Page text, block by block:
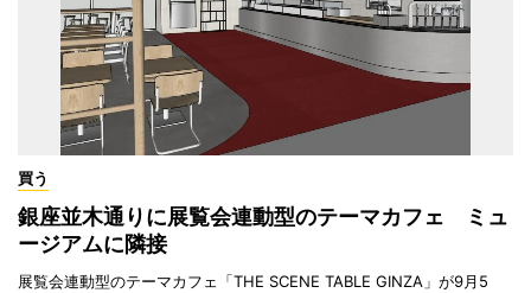
買う
銀座並木通りに展覧会連動型のテーマカフェ ミュ
ージアムに隣接
展覧会連動型のテーマカフェ「THE SCENE TABLE GINZA」が9月5